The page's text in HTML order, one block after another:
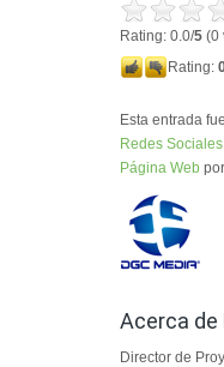
Rating: 0.0/5 (0
Rating:
Esta entrada
Redes Sociales
Página Web por
Acerca de
Director de